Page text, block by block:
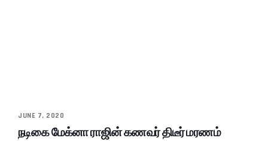
JUNE 7, 2020
நடிகை மேக்னா ராஜின் கணவர் திடீர் மரணம்